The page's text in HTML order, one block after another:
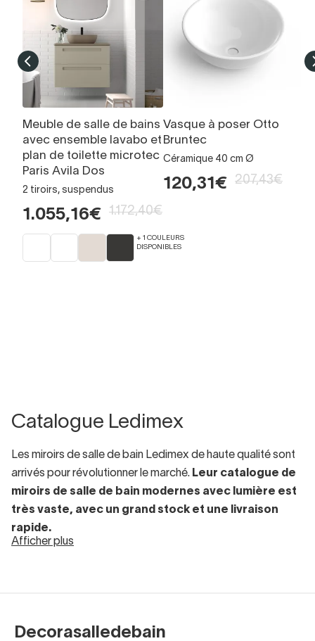
Meuble de salle de bains
avec ensemble lavabo et
plan de toilette microtec
Paris Avila Dos
2 tiroirs, suspendus
1.055,16€ 1.172,40€
+ 1 COULEURS
DISPONIBLES
Vasque à poser Otto
Bruntec
Céramique 40 cm Ø
120,31€ 207,43€
Catalogue Ledimex
Les miroirs de salle de bain Ledimex de haute qualité sont
arrivés pour révolutionner le marché. Leur catalogue de
miroirs de salle de bain modernes avec lumière est
très vaste, avec un grand stock et une livraison
rapide.
permettent souvent de se passer d'appliques ou de
Afficher plus
Decorasalledebain